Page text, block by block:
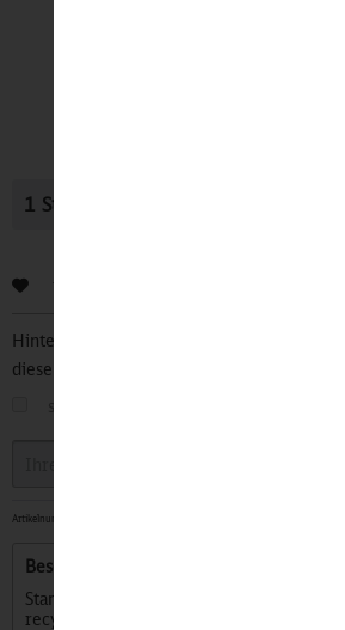
Hinterlegen Sie Ihre Email Adresse und
diesen Artikel informiert.
Artikelnummer:
Beschreibung
Stanley The All-Day Julienne Mini-
recyceltem Material...